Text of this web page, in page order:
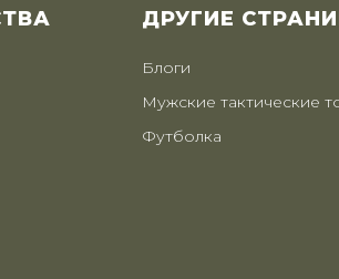
ДРУГИЕ
Блоги
Мужские тактические
Футболка